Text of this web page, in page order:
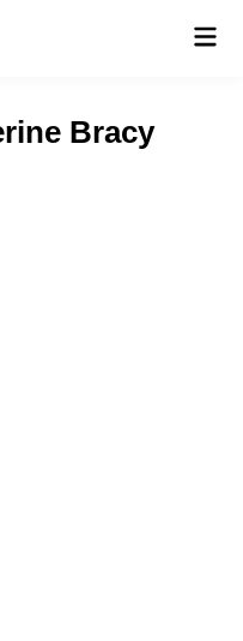
Bracy